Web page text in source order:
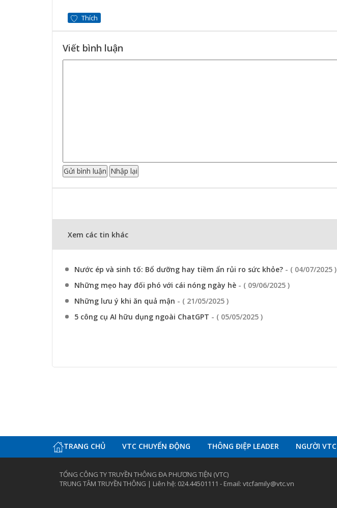
Thích
Viết bình luận
Xem các tin khác
Nước ép và sinh tố: Bổ dưỡng hay tiềm ẩn rủi ro sức khỏe? - ( 04/07/2025 )
Những mẹo hay đối phó với cái nóng ngày hè - ( 09/06/2025 )
Những lưu ý khi ăn quả mận - ( 21/05/2025 )
5 công cụ AI hữu dụng ngoài ChatGPT - ( 05/05/2025 )
TRANG CHỦ VTC CHUYỂN ĐỘNG THÔNG ĐIỆP LEADER NGƯỜI VTC
TỔNG CÔNG TY TRUYỀN THÔNG ĐA PHƯƠNG TIỆN (VTC)
TRUNG TÂM TRUYỀN THÔNG | Liên hệ: 024.44501111 - Email: vtcfamily@vtc.vn